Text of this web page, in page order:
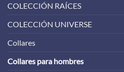
COLECCIÓN RAÍCES
COLECCIÓN UNIVERSE
Collares
Collares para hombres